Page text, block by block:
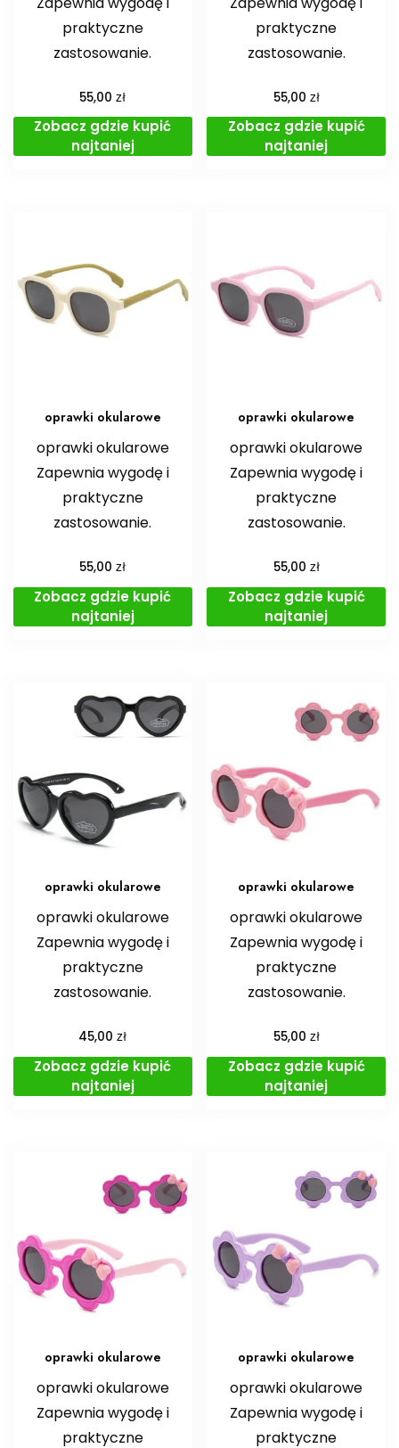
praktyczne
zastosowanie.
55,00zł
Zobacz gdzie kupić
najtaniej
praktyczne
zastosowanie.
55,00 zł
Zobacz gdzie kupić
najtaniej
oprawki okularowe
oprawki okularowe
Zapewnia wygodę i
praktyczne
zastosowanie.
55,00zł
Zobacz gdzie kupić
najtaniej
oprawki okularowe
oprawki okularowe
Zapewnia wygodę i
praktyczne
zastosowanie.
55,00 zł
Zobacz gdzie kupić
najtaniej
oprawki okularowe
oprawki okularowe
Zapewnia wygodę i
praktyczne
zastosowanie.
45,00zł
Zobacz gdzie kupić
najtaniej
oprawki okularowe
oprawki okularowe
Zapewnia wygodę i
praktyczne
zastosowanie.
55,00 zł
Zobacz gdzie kupić
najtaniej
oprawki okularowe
oprawki okularowe
Zapewnia wygodę i
praktyczne
oprawki okularowe
oprawki okularowe
Zapewnia wygodę i
praktyczne